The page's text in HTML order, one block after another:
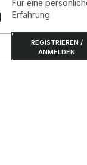
Für eine
Erfahrung
REGISTRIEREN /
ANMELDEN